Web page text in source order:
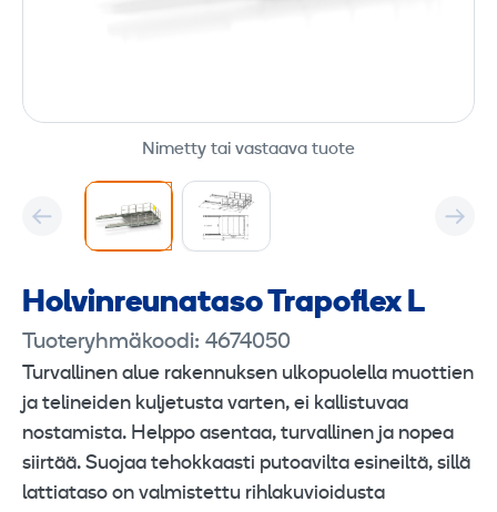
Nimetty tai vastaava tuote
Holvinreunataso Trapoflex L
Tuoteryhmäkoodi: 4674050
Turvallinen alue rakennuksen ulkopuolella muottien
ja telineiden kuljetusta varten, ei kallistuvaa
nostamista. Helppo asentaa, turvallinen ja nopea
siirtää. Suojaa tehokkaasti putoavilta esineiltä, sillä
lattiataso on valmistettu rihlakuvioidusta